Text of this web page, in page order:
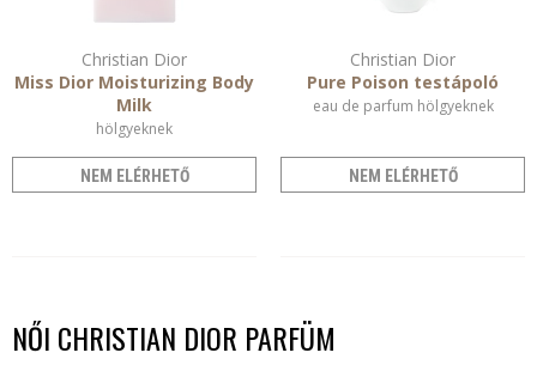
Christian Dior
Miss Dior Moisturizing Body
Milk
hölgyeknek
NEM ELÉRHETŐ
Christian Dior
Pure Poison testápoló
eau de parfum hölgyeknek
NEM ELÉRHETŐ
NŐI CHRISTIAN DIOR PARFÜM